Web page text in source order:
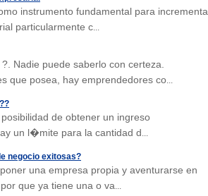
instrumento fundamental para
particularmente c...
Nadie puede saberlo con certeza.
que posea, hay emprendedores co...
de obtener un ingreso
un l�mite para la cantidad d...
negocio exitosas?
una empresa propia y aventurarse en
que ya tiene una o va...